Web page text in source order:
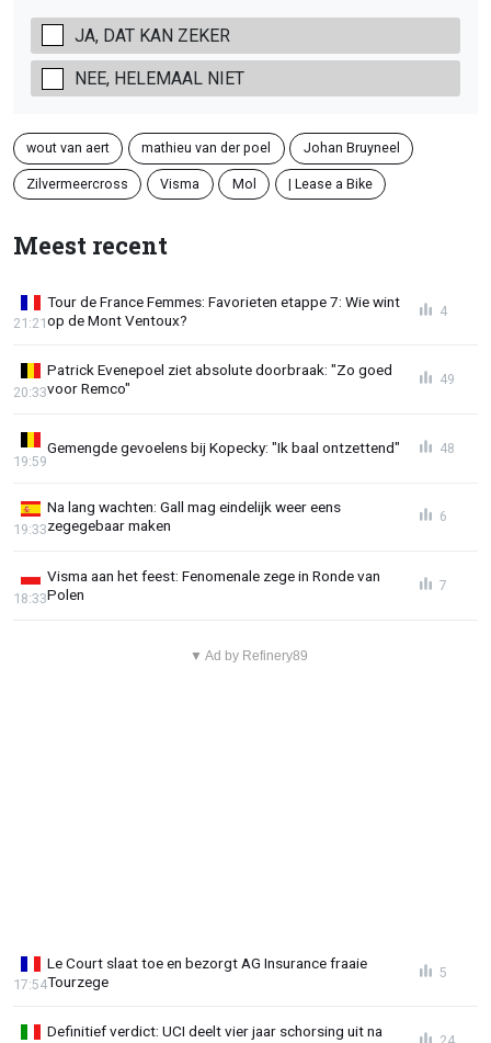
JA, DAT KAN ZEKER
NEE, HELEMAAL NIET
wout van aert mathieu van der poel Johan Bruyneel
Zilvermeercross Visma Mol | Lease a Bike
Meest recent
Tour de France Femmes: Favorieten etappe 7: Wie wint
op de Mont Ventoux?
21:21
4
Patrick Evenepoel ziet absolute doorbraak: "Zo goed
voor Remco"
20:33
49
Gemengde gevoelens bij Kopecky: "Ik baal ontzettend"
19:59
48
Na lang wachten: Gall mag eindelijk weer eens
zegegebaar maken
19:33
6
Visma aan het feest: Fenomenale zege in Ronde van
Polen
18:33
7
▼ Ad by Refinery89
Le Court slaat toe en bezorgt AG Insurance fraaie
Tourzege
17:54
5
Definitief verdict: UCI deelt vier jaar schorsing uit na